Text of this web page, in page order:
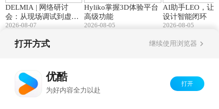
DELMIA | 网络研讨
会：从现场调试到虚拟
验证：达索系统虚拟联
2026-08-07
Hyliko掌握3D体验平台
高级功能
2026-08-05
AI助手LEO，让
设计智能闭环
2026-08-05
打开方式 继续使用浏览器
优酷
为好内容全力以赴
打开